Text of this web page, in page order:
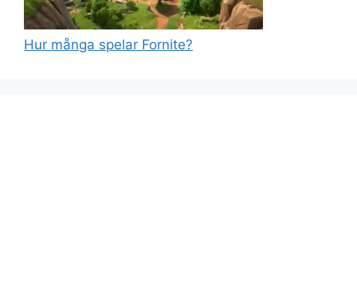
Hur många spelar Fornite?